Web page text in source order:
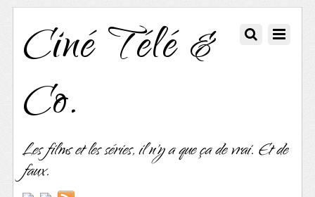
Ciné Télé &
Co.
Les films et les séries, il n'y a que ça de vrai. Et de
faux.